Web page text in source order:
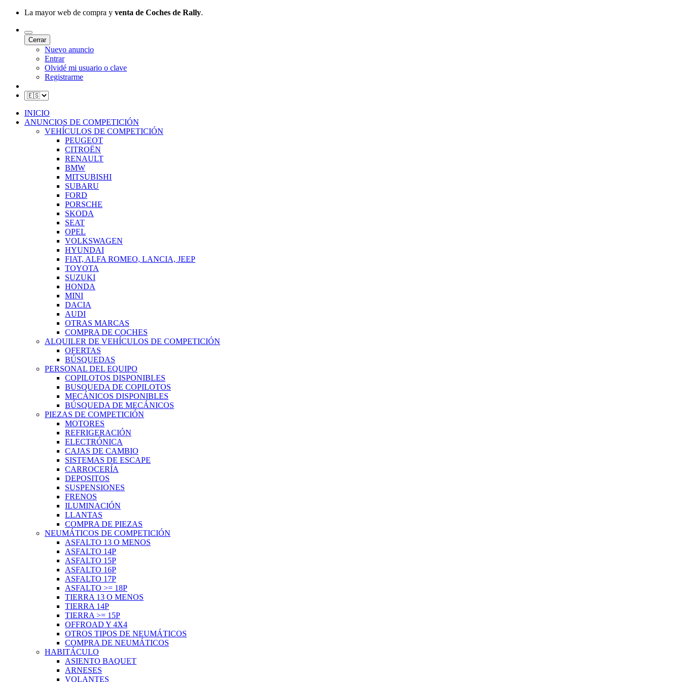
La mayor web de compra y venta de Coches de Rally.
Cerrar
Nuevo anuncio
Entrar
Olvidé mi usuario o clave
Registrarme
INICIO
ANUNCIOS DE COMPETICIÓN
VEHÍCULOS DE COMPETICIÓN
PEUGEOT
CITROËN
RENAULT
BMW
MITSUBISHI
SUBARU
FORD
PORSCHE
SKODA
SEAT
OPEL
VOLKSWAGEN
HYUNDAI
FIAT, ALFA ROMEO, LANCIA, JEEP
TOYOTA
SUZUKI
HONDA
MINI
DACIA
AUDI
OTRAS MARCAS
COMPRA DE COCHES
ALQUILER DE VEHÍCULOS DE COMPETICIÓN
OFERTAS
BÚSQUEDAS
PERSONAL DEL EQUIPO
COPILOTOS DISPONIBLES
BUSQUEDA DE COPILOTOS
MECÁNICOS DISPONIBLES
BÚSQUEDA DE MECÁNICOS
PIEZAS DE COMPETICIÓN
MOTORES
REFRIGERACIÓN
ELECTRÓNICA
CAJAS DE CAMBIO
SISTEMAS DE ESCAPE
CARROCERÍA
DEPOSITOS
SUSPENSIONES
FRENOS
ILUMINACIÓN
LLANTAS
COMPRA DE PIEZAS
NEUMÁTICOS DE COMPETICIÓN
ASFALTO 13 O MENOS
ASFALTO 14P
ASFALTO 15P
ASFALTO 16P
ASFALTO 17P
ASFALTO >= 18P
TIERRA 13 O MENOS
TIERRA 14P
TIERRA >= 15P
OFFROAD Y 4X4
OTROS TIPOS DE NEUMÁTICOS
COMPRA DE NEUMÁTICOS
HABITÁCULO
ASIENTO BAQUET
ARNESES
VOLANTES